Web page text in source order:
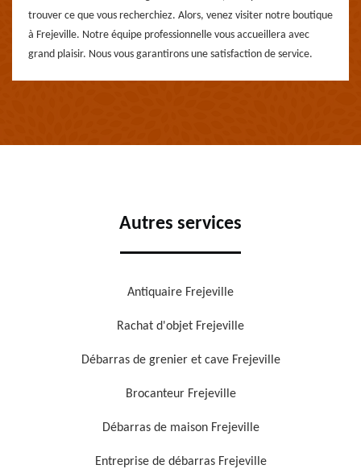
trouver ce que vous recherchiez. Alors, venez visiter notre boutique
à Frejeville. Notre équipe professionnelle vous accueillera avec
grand plaisir. Nous vous garantirons une satisfaction de service.
Autres services
Antiquaire Frejeville
Rachat d'objet Frejeville
Débarras de grenier et cave Frejeville
Brocanteur Frejeville
Débarras de maison Frejeville
Entreprise de débarras Frejeville